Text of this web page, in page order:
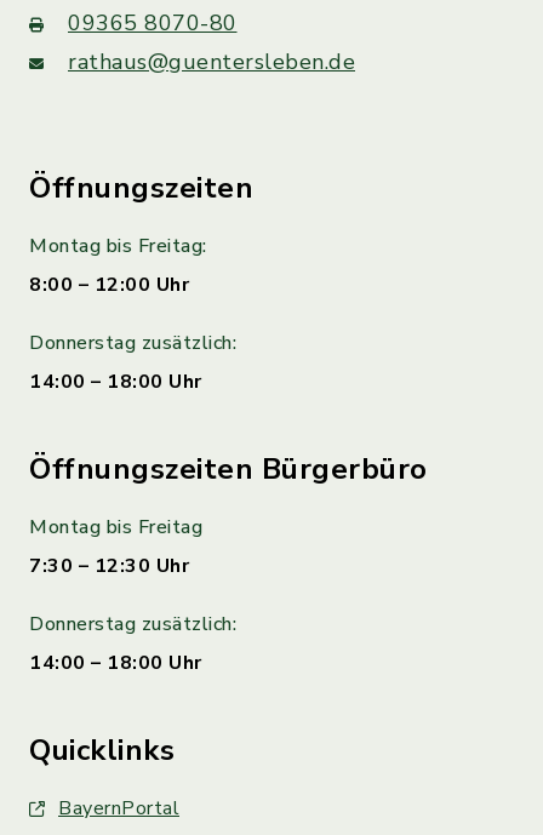
09365 8070-80
rathaus@guentersleben.de
Öffnungszeiten
Montag bis Freitag:
8:00 – 12:00 Uhr
Donnerstag zusätzlich:
14:00 – 18:00 Uhr
Öffnungszeiten Bürgerbüro
Montag bis Freitag
7:30 – 12:30 Uhr
Donnerstag zusätzlich:
14:00 – 18:00 Uhr
Quicklinks
BayernPortal